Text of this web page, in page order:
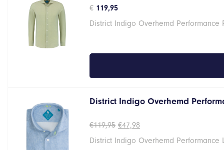
€ 119,95
District Indigo Overhemd Performance
District Indigo Overhemd
€119,95 Oorspronkelijke
was:
€47,98Huidige
is:
District Indigo Overhemd Performance